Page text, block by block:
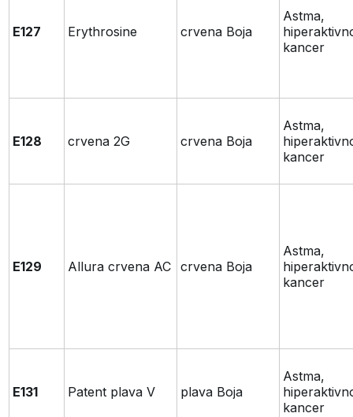
E127 Erythrosine crvena Boja
Astma,
kancer
E128 crvena 2G crvena Boja
Astma,
kancer
E129 Allura crvena AC crvena Boja
Astma,
kancer
E131 Patent plava V plava Boja
Astma,
kancer